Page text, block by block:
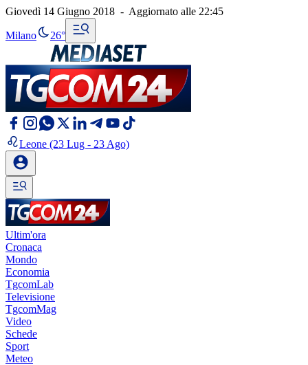
Giovedì 14 Giugno 2018 - Aggiornato alle 22:45
Milano 26°
Leone (23 Lug - 23 Ago)
Ultim'ora
Cronaca
Mondo
Economia
TgcomLab
Televisione
TgcomMag
Video
Schede
Sport
Meteo